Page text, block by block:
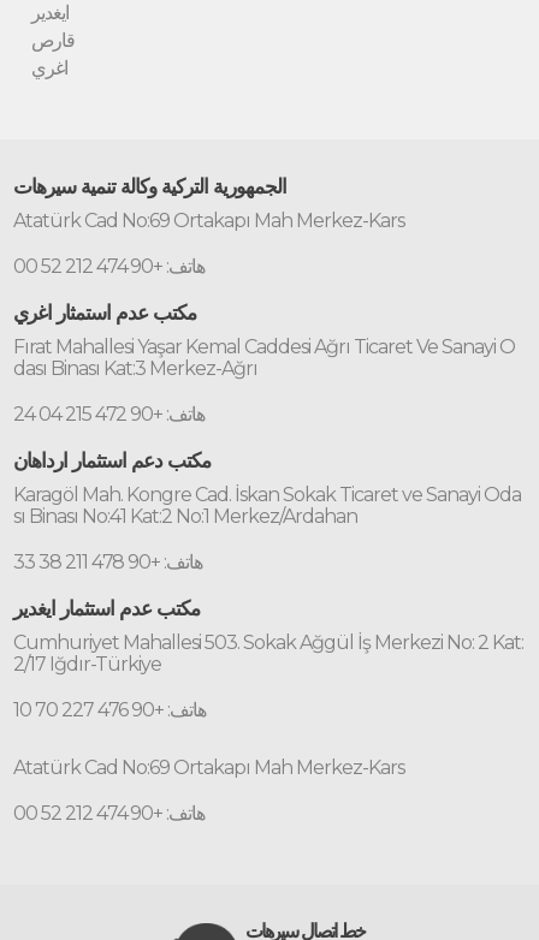
ايغدير
قارص
اغري
الجمهورية التركية وكالة تنمية سيرهات
Atatürk Cad No:69 Ortakapı Mah Merkez-Kars
هاتف: +90 474 212 52 00
مكتب عدم استمثار اغري
Fırat Mahallesi Yaşar Kemal Caddesi Ağrı Ticaret Ve Sanayi O
dası Binası Kat:3 Merkez-Ağrı
هاتف: +90 472 215 04 24
مكتب دعم استثمار ارداهان
Karagöl Mah. Kongre Cad. İskan Sokak Ticaret ve Sanayi Oda
sı Binası No:41 Kat:2 No:1 Merkez/Ardahan
هاتف: +90 478 211 38 33
مكتب عدم استثمار ايغدير
Cumhuriyet Mahallesi 503. Sokak Ağgül İş Merkezi No: 2 Kat:
2/17 Iğdır-Türkiye
هاتف: +90 476 227 70 10
Atatürk Cad No:69 Ortakapı Mah Merkez-Kars
هاتف: +90 474 212 52 00
خط اتصال سيرهات